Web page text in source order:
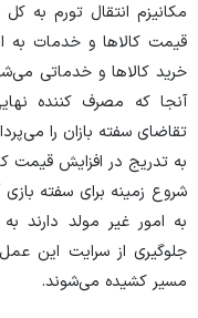
مکانیزم انتقال تورم به
قیمت کالا‌ها و خدمات به
خرید کالا‌ها و خدماتی
آنجا که مصرف کننده
تقاضای سفته بازان را
به تدریج در افزایش قیمت
شروع زمینه برای سفته
به امور غیر مولد دارند
جلوگیری از سرایت این
مسیر کشیده می‌شوند.